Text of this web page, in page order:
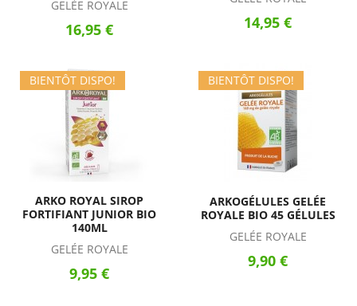
GELÉE ROYALE
16,95 € 14,95 €
BIENTÔT DISPO!
ARKO ROYAL SIROP
FORTIFIANT JUNIOR BIO
140ML
GELÉE ROYALE
9,95 €
BIENTÔT DISPO!
ARKOGÉLULES GELÉE
ROYALE BIO 45 GÉLULES
GELÉE ROYALE
9,90 €